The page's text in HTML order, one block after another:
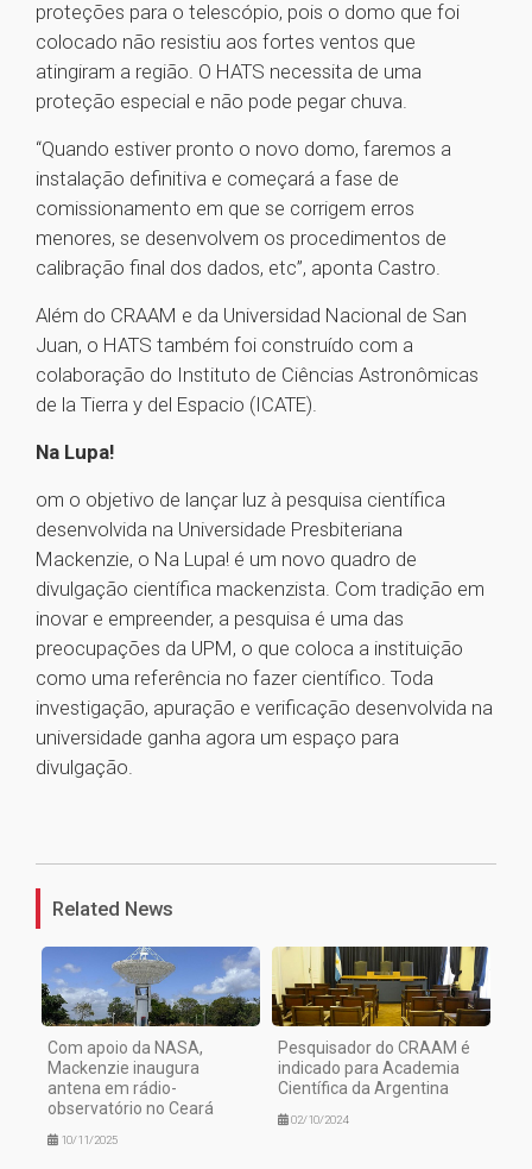
proteções para o telescópio, pois o domo que foi
colocado não resistiu aos fortes ventos que
atingiram a região. O HATS necessita de uma
proteção especial e não pode pegar chuva.
“Quando estiver pronto o novo domo, faremos a
instalação definitiva e começará a fase de
comissionamento em que se corrigem erros
menores, se desenvolvem os procedimentos de
calibração final dos dados, etc”, aponta Castro.
Além do CRAAM e da Universidad Nacional de San
Juan, o HATS também foi construído com a
colaboração do Instituto de Ciências Astronômicas
de la Tierra y del Espacio (ICATE).
Na Lupa!
om o objetivo de lançar luz à pesquisa científica
desenvolvida na Universidade Presbiteriana
Mackenzie, o Na Lupa! é um novo quadro de
divulgação científica mackenzista. Com tradição em
inovar e empreender, a pesquisa é uma das
preocupações da UPM, o que coloca a instituição
como uma referência no fazer científico. Toda
investigação, apuração e verificação desenvolvida na
universidade ganha agora um espaço para
divulgação.
Related News
Com apoio da NASA,
Mackenzie inaugura
antena em rádio-
observatório no Ceará
10/11/2025
Pesquisador do CRAAM é
indicado para Academia
Científica da Argentina
02/10/2024